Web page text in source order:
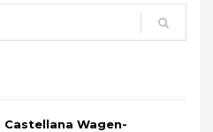
Castellana Wagen-